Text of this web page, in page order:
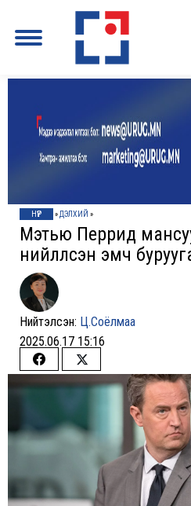
НҮҮР »ДЭЛХИЙ »
Мэтью Перрид
нийлүүлсэн эмч
Нийтэлсэн: Ц.Соёлмаа
2025.06.17 15:16
Share
Share